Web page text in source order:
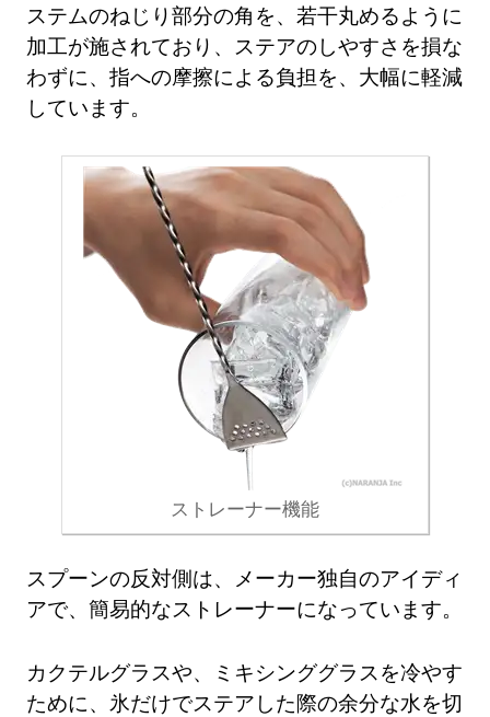
ステムのねじり部分の角を、若干丸めるように
加工が施されており、ステアのしやすさを損な
わずに、指への摩擦による負担を、大幅に軽減
しています。
ストレーナー機能
スプーンの反対側は、メーカー独自のアイディ
アで、簡易的なストレーナーになっています。
カクテルグラスや、ミキシンググラスを冷やす
ために、氷だけでステアした際の余分な水を切